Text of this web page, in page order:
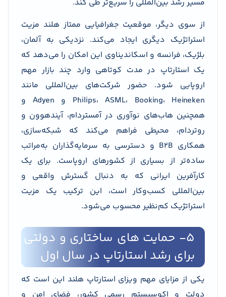
مسیر رشد بین‌المللی را سریع‌تر طی کند.
از سوی دیگر، موقعیت جغرافیایی ممتاز هلند مزیت
استراتژیک دیگری ایجاد می‌کند. نزدیکی به آلمان،
بلژیک، فرانسه و اسکاندیناوی این امکان را می‌دهد که
یک استارتاپ در مدت کوتاهی وارد چند بازار مهم
اروپایی شود. حضور شرکت‌های بین‌المللی مانند
Philips، ASML، Booking، Heineken و Adyen و
همچنین هاب‌های نوآوری در آمستردام، آیندهوون و
روتردام، محیطی فراهم می‌کند که شبکه‌سازی،
همکاری B2B و دسترسی به سرمایه‌گذاران به‌مراتب
ساده‌تر از بسیاری از کشورهای اروپاست. برای یک
کارآفرین ایرانی که به دنبال گسترش واقعی و
بین‌المللی کسب‌وکار است، این ترکیب یک مزیت
استراتژیک کم‌نظیر محسوب می‌شود.
۵- حمایت های ساختاری و دولتی
برای رشد استارتاپ در سال اول
یکی از مزایای مهم ویزای استارتاپ هلند این است که